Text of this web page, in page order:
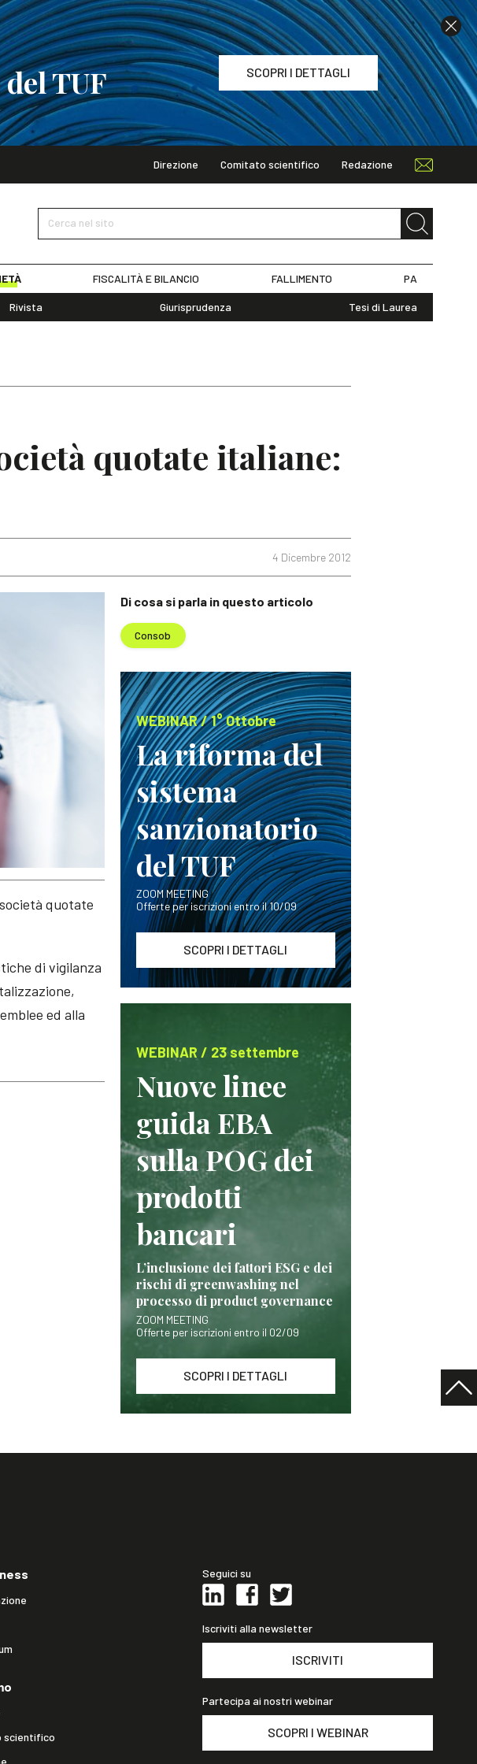
TUF SCOPRI I DETTAGLI
Direzione Comitato scientifico Redazione
Cerca nel sito
FISCALITÀ E BILANCIO FALLIMENTO PA
Rivista Giurisprudenza Tesi di Laurea
quotate italiane:
4 Dicembre 2012
quotate
di vigilanza
ed alla
Di cosa si parla in questo articolo
Consob
WEBINAR / 1° Ottobre
La riforma del
sistema
sanzionatorio
del TUF
ZOOM MEETING
Offerte per iscrizioni entro il 10/09
SCOPRI I DETTAGLI
WEBINAR / 23 settembre
Nuove linee
guida EBA
sulla POG dei
prodotti
bancari
L’inclusione dei fattori ESG e dei
rischi di greenwashing nel
processo di product governance
ZOOM MEETING
Offerte per iscrizioni entro il 02/09
SCOPRI I DETTAGLI
scientifico
Seguici su
Iscriviti alla newsletter
ISCRIVITI
Partecipa ai nostri webinar
SCOPRI I WEBINAR